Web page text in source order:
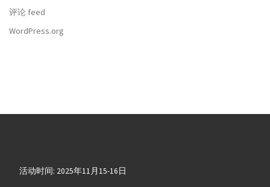
评论 feed
WordPress.org
活动时间: 2025年11月15-16日